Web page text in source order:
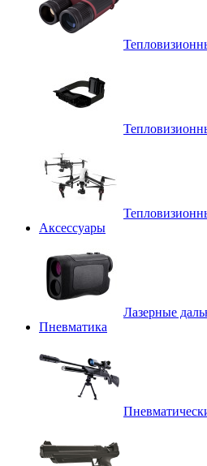
Аксессуары
Лазерные
Пневматика